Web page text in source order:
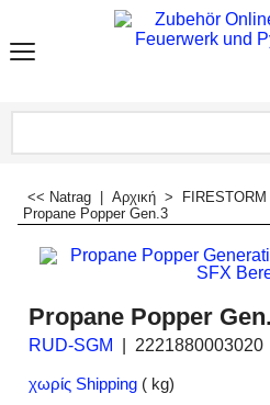
<< Natrag Αρχική >
Propane Popper Gen.3
Propane Popper
RUD-SGM 2221880003020
χωρίς Shipping kg